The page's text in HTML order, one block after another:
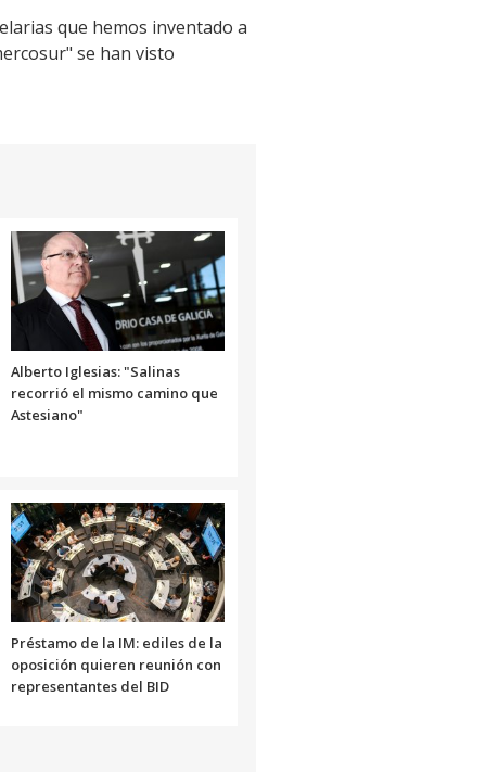
que hemos inventado a
se han visto
Alberto Iglesias: "Salinas
recorrió el mismo camino que
Astesiano"
Préstamo de la IM: ediles de la
oposición quieren reunión con
representantes del BID